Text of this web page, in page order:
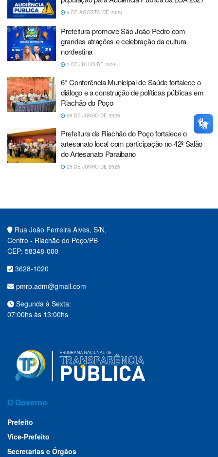
4 DE AGOSTO DE 2026
Prefeitura promove São João Pedro com
grandes atrações e celebração da cultura
nordestina
1 DE JULHO DE 2026
6ª Conferência Municipal de Saúde fortalece o
diálogo e a construção de políticas públicas em
Riachão do Poço
26 DE JUNHO DE 2026
Prefeitura de Riachão do Poço fortalece o
artesanato local com participação no 42º Salão
do Artesanato Paraibano
26 DE JUNHO DE 2026
Rua João Ferreira Alves, S/N,
Centro - Riachão do Poço/PB
CEP: 58348-000
3628-1020
pmrp.adm@gmail.com
Segunda à Sexta:
07:00hs às 13:00hs
O Governo
Prefeito
Vice-Prefeito
Secretarias e Órgãos